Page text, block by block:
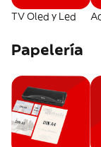
TV Oled y Led
Papelería